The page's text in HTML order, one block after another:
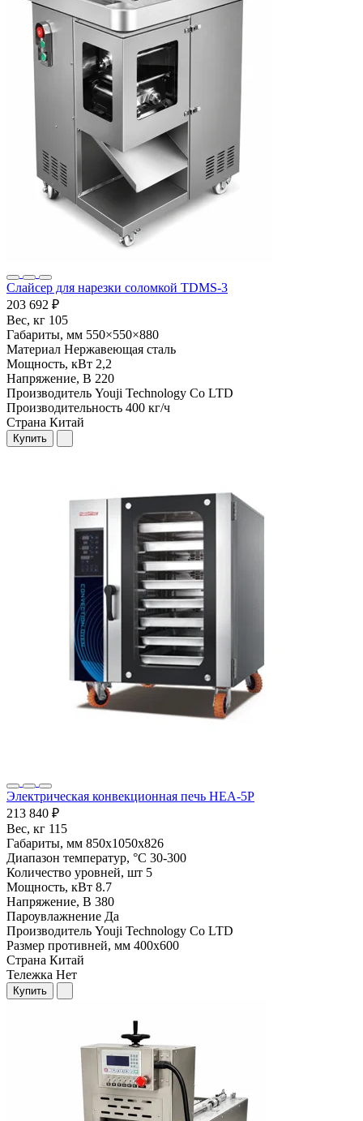
Слайсер для нарезки соломкой TDMS-3
203 692 ₽
Вес, кг 105
Габариты, мм 550×550×880
Материал Нержавеющая сталь
Мощность, кВт 2,2
Напряжение, В 220
Производитель Youji Technology Co LTD
Производительность 400 кг/ч
Страна Китай
Купить
Электрическая конвекционная печь HEA-5P
213 840 ₽
Вес, кг 115
Габариты, мм 850х1050х826
Диапазон температур, °С 30-300
Количество уровней, шт 5
Мощность, кВт 8.7
Напряжение, В 380
Пароувлажнение Да
Производитель Youji Technology Co LTD
Размер противней, мм 400х600
Страна Китай
Тележка Нет
Купить